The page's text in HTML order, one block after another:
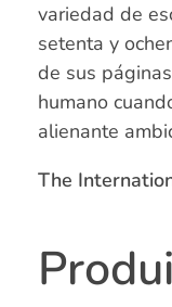
variedad de
setenta y
de sus
humano
alienante
The